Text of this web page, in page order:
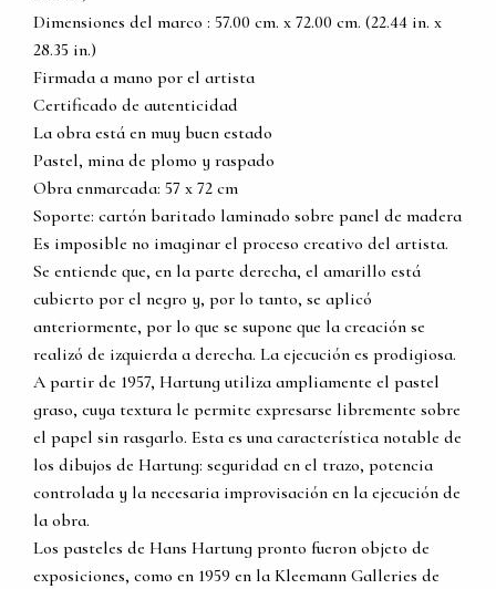
Dimensiones del marco : 57.00 cm. x 72.00 cm. (22.44 in. x
28.35 in.)
Firmada a mano por el artista
Certificado de autenticidad
La obra está en muy buen estado
Pastel, mina de plomo y raspado
Obra enmarcada: 57 x 72 cm
Soporte: cartón baritado laminado sobre panel de madera
Es imposible no imaginar el proceso creativo del artista.
Se entiende que, en la parte derecha, el amarillo está
cubierto por el negro y, por lo tanto, se aplicó
anteriormente, por lo que se supone que la creación se
realizó de izquierda a derecha. La ejecución es prodigiosa.
A partir de 1957, Hartung utiliza ampliamente el pastel
graso, cuya textura le permite expresarse libremente sobre
el papel sin rasgarlo. Esta es una característica notable de
los dibujos de Hartung: seguridad en el trazo, potencia
controlada y la necesaria improvisación en la ejecución de
la obra.
Los pasteles de Hans Hartung pronto fueron objeto de
exposiciones, como en 1959 en la Kleemann Galleries de